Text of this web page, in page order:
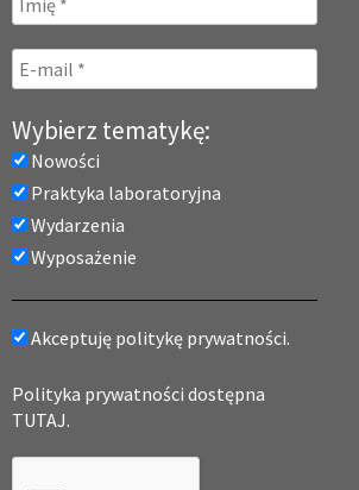
Wybierz tematykę:
Nowości
Praktyka laboratoryjna
Wydarzenia
Wyposażenie
Akceptuję politykę prywatności.
Polityka prywatności dostępna
TUTAJ.